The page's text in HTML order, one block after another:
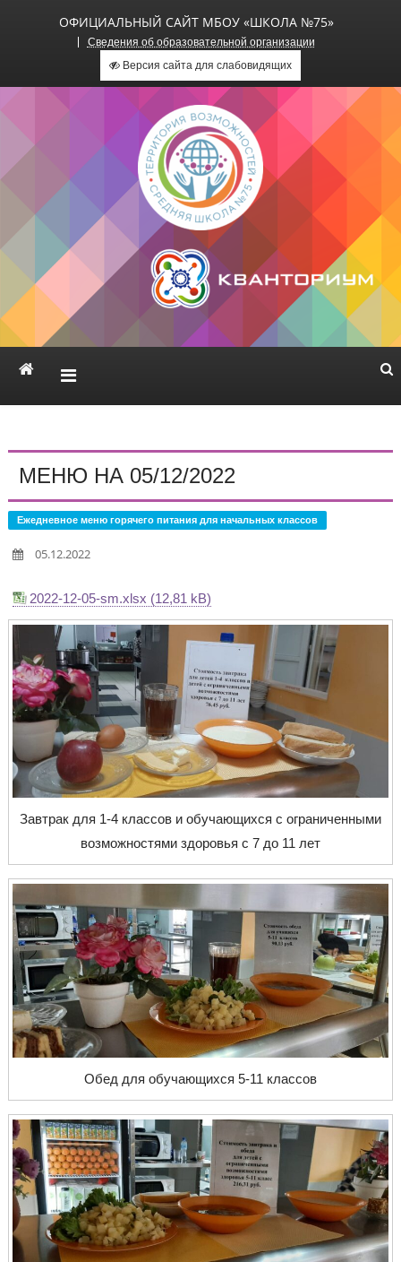
ОФИЦИАЛЬНЫЙ САЙТ МБОУ «ШКОЛА №75»
Сведения об образовательной организации
Версия сайта для слабовидящих
Официальный сайт МБОУ
«Школа №75»
МЕНЮ НА 05/12/2022
Ежедневное меню горячего питания для начальных классов
05.12.2022
2022-12-05-sm.xlsx
Завтрак для 1-4 классов и обучающихся с ограниченными
возможностями здоровья с 7 до 11 лет
Обед для обучающихся 5-11 классов